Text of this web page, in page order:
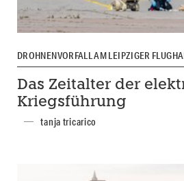
DROHNENVORFALL AM LEIPZIGER
Das Zeitalter der
Kriegsführung
tanja tricarico